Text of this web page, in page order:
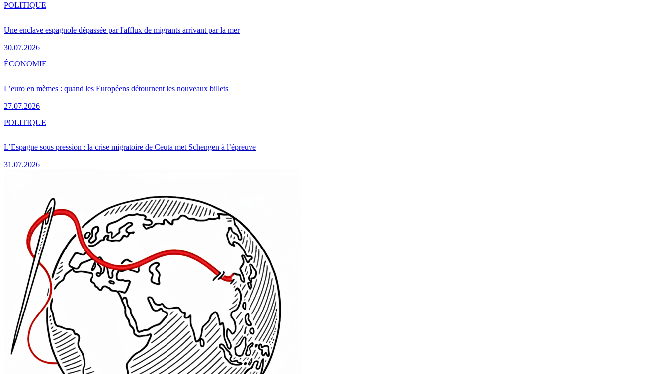
Une enclave espagnole dépassée par l'afflux de migrants arrivant par la mer
30.07.2026
POLITIQUE
L’euro en mèmes : quand les Européens détournent les nouveaux billets
27.07.2026
ÉCONOMIE
L’Espagne sous pression : la crise migratoire de Ceuta met Schengen à l’épreuve
31.07.2026
POLITIQUE